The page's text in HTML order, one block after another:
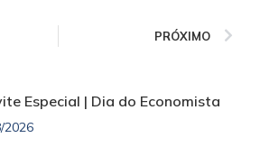
PRÓXIMO
Especial | Dia do Economista
2026